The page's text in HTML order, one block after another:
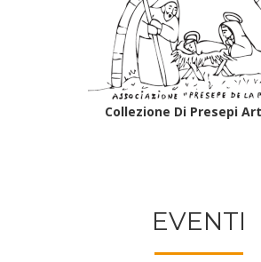
Collezione Di Presepi
EVENTI